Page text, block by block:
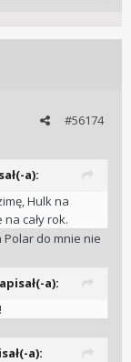
#56174
a):
Hulk na
cały rok.
Polar do mnie nie
a):
a):